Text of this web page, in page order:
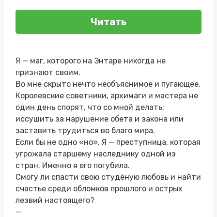
Читать
Я — маг, которого на Энтаре никогда не
признают своим.
Во мне скрыто нечто необъяснимое и пугающее.
Королевские советники, архимаги и мастера не
один день спорят, что со мной делать:
иссушить за нарушение обета и закона или
заставить трудиться во благо мира.
Если бы не одно «но». Я — преступница, которая
угрожала старшему наследнику одной из
стран. Именно я его погубила.
Смогу ли спасти свою студёную любовь и найти
счастье среди обломков прошлого и острых
лезвий настоящего?
—